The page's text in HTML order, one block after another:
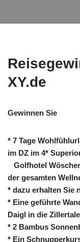
XY.de
Gewinnen Sie
* 7 Tage
im DZ im 4*
Golfhotel
der gesamten
* dazu erhalten Sie
* Eine geführte
Daigl in die
* 2 Bambus
* Ein